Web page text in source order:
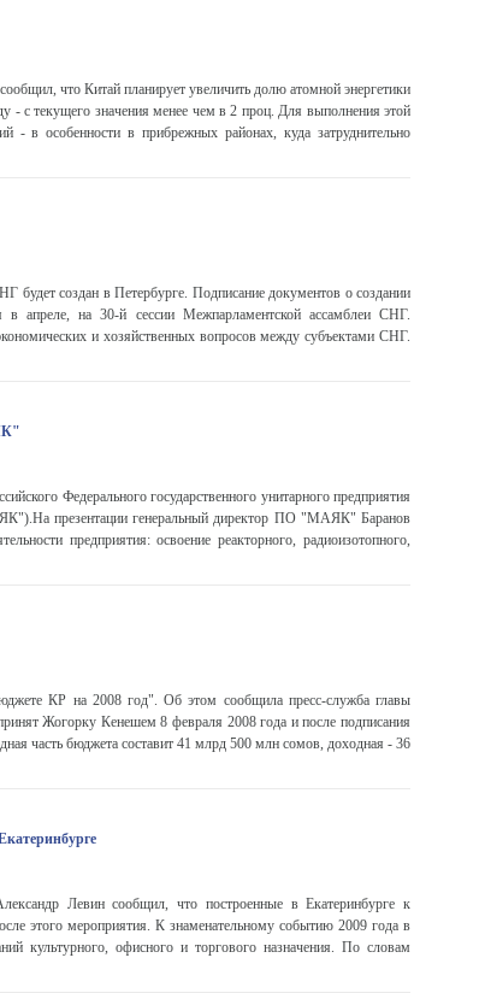
что Китай планирует увеличить долю атомной энергетики
- с текущего значения менее чем в 2 проц. Для выполнения этой
- в особенности в прибрежных районах, куда затруднительно
будет создан в Петербурге. Подписание документов о создании
в апреле, на 30-й сессии Межпарламентской ассамблеи СНГ.
и хозяйственных вопросов между субъектами СНГ.
Федерального государственного унитарного предприятия
презентации генеральный директор ПО "МАЯК" Баранов
предприятия: освоение реакторного, радиоизотопного,
КР на 2008 год". Об этом сообщила пресс-служба главы
Жогорку Кенешем 8 февраля 2008 года и после подписания
часть бюджета составит 41 млрд 500 млн сомов, доходная - 36
Левин сообщил, что построенные в Екатеринбурге к
этого мероприятия. К знаменательному событию 2009 года в
культурного, офисного и торгового назначения. По словам